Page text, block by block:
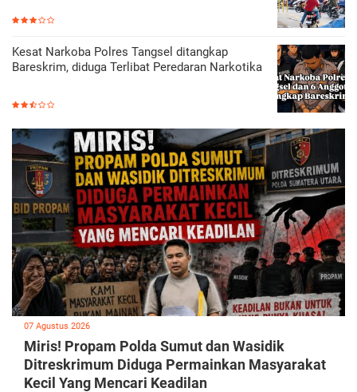
Kesat Narkoba Polres Tangsel ditangkap
Bareskrim, diduga Terlibat Peredaran Narkotika
07 Agustus 2026
Miris! Propam Polda Sumut dan Wasidik
Ditreskrimum Diduga Permainkan Masyarakat
Kecil Yang Mencari Keadilan